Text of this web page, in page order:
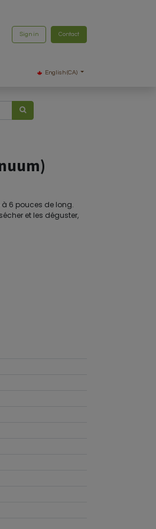
Sign in Contact
English (CA)
6 pouces de long.
et les déguster,